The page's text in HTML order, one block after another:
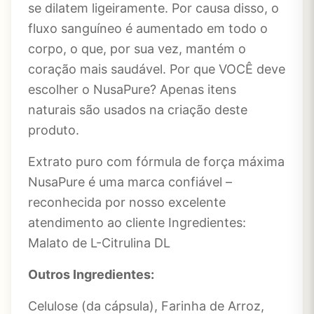
se dilatem ligeiramente. Por causa disso, o
fluxo sanguíneo é aumentado em todo o
corpo, o que, por sua vez, mantém o
coração mais saudável. Por que VOCÊ deve
escolher o NusaPure? Apenas itens
naturais são usados ​​na criação deste
produto.
Extrato puro com fórmula de força máxima
NusaPure é uma marca confiável –
reconhecida por nosso excelente
atendimento ao cliente Ingredientes:
Malato de L-Citrulina DL
Outros Ingredientes:
Celulose (da cápsula), Farinha de Arroz,